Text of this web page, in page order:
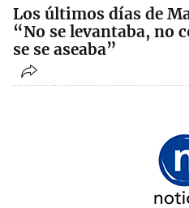
Los últimos días de
“No se levantaba, no
se se aseaba”